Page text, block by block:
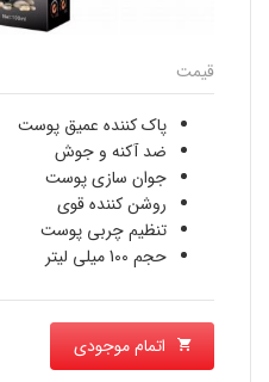
قیمت
پاک کننده عمیق پوست
ضد آکنه و جوش
جوان سازی پوست
روشن کننده قوی
تنظیم چربی پوست
حجم 100 میلی لیتر
اتمام موجودی